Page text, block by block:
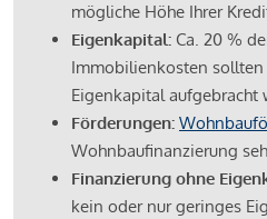
mögliche Höhe Ihrer
Eigenkapital: Ca. 20 %
Immobilienkosten
Eigenkapital aufgebracht
Förderungen:
Wohnbaufinanzierung
Finanzierung ohne
kein oder nur geringes